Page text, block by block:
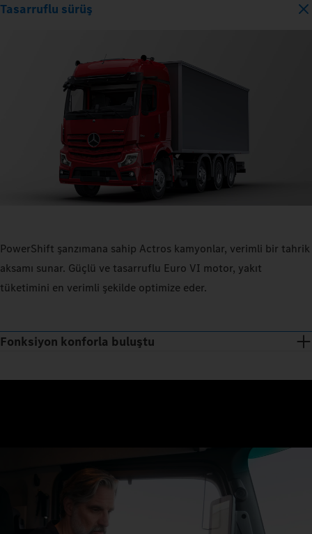
Tasarruflu sürüş
PowerShift şanzımana sahip Actros kamyonlar, verimli bir tahrik
aksamı sunar. Güçlü ve tasarruflu Euro VI motor, yakıt
tüketimini en verimli şekilde optimize eder.
Fonksiyon konforla buluştu